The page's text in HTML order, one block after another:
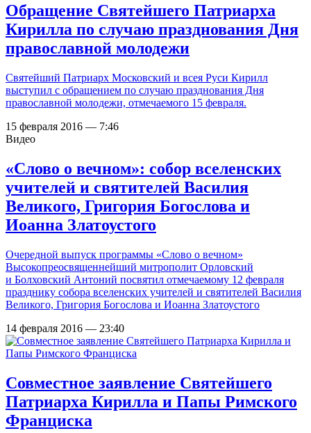
Обращение Святейшего Патриарха
Кирилла по случаю празднования Дня
православной молодежи
Святейший Патриарх Московский и всея Руси Кирилл
выступил с обращением по случаю празднования Дня
православной молодежи, отмечаемого 15 февраля.
15 февраля 2016 — 7:46
Видео
«Слово о вечном»: cобор вселенских
учителей и святителей Василия
Великого, Григория Богослова и
Иоанна Златоустого
Очередной выпуск программы «Слово о вечном»
Высокопреосвященнейший митрополит Орловский
и Болховский Антоний посвятил отмечаемому 12 февраля
празднику собора вселенских учителей и святителей Василия
Великого, Григория Богослова и Иоанна Златоустого
14 февраля 2016 — 23:40
Совместное заявление Святейшего
Патриарха Кирилла и Папы Римского
Франциска